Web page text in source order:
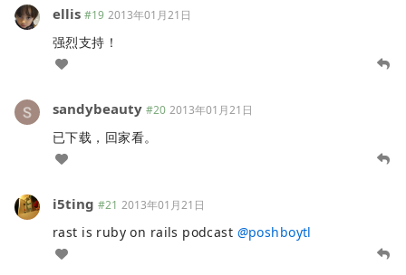
ellis #19 2013年01月21日
强烈支持！
sandybeauty #20 2013年01月21日
已下载，回家看。
i5ting #21 2013年01月21日
rast is ruby on rails podcast @poshboytl